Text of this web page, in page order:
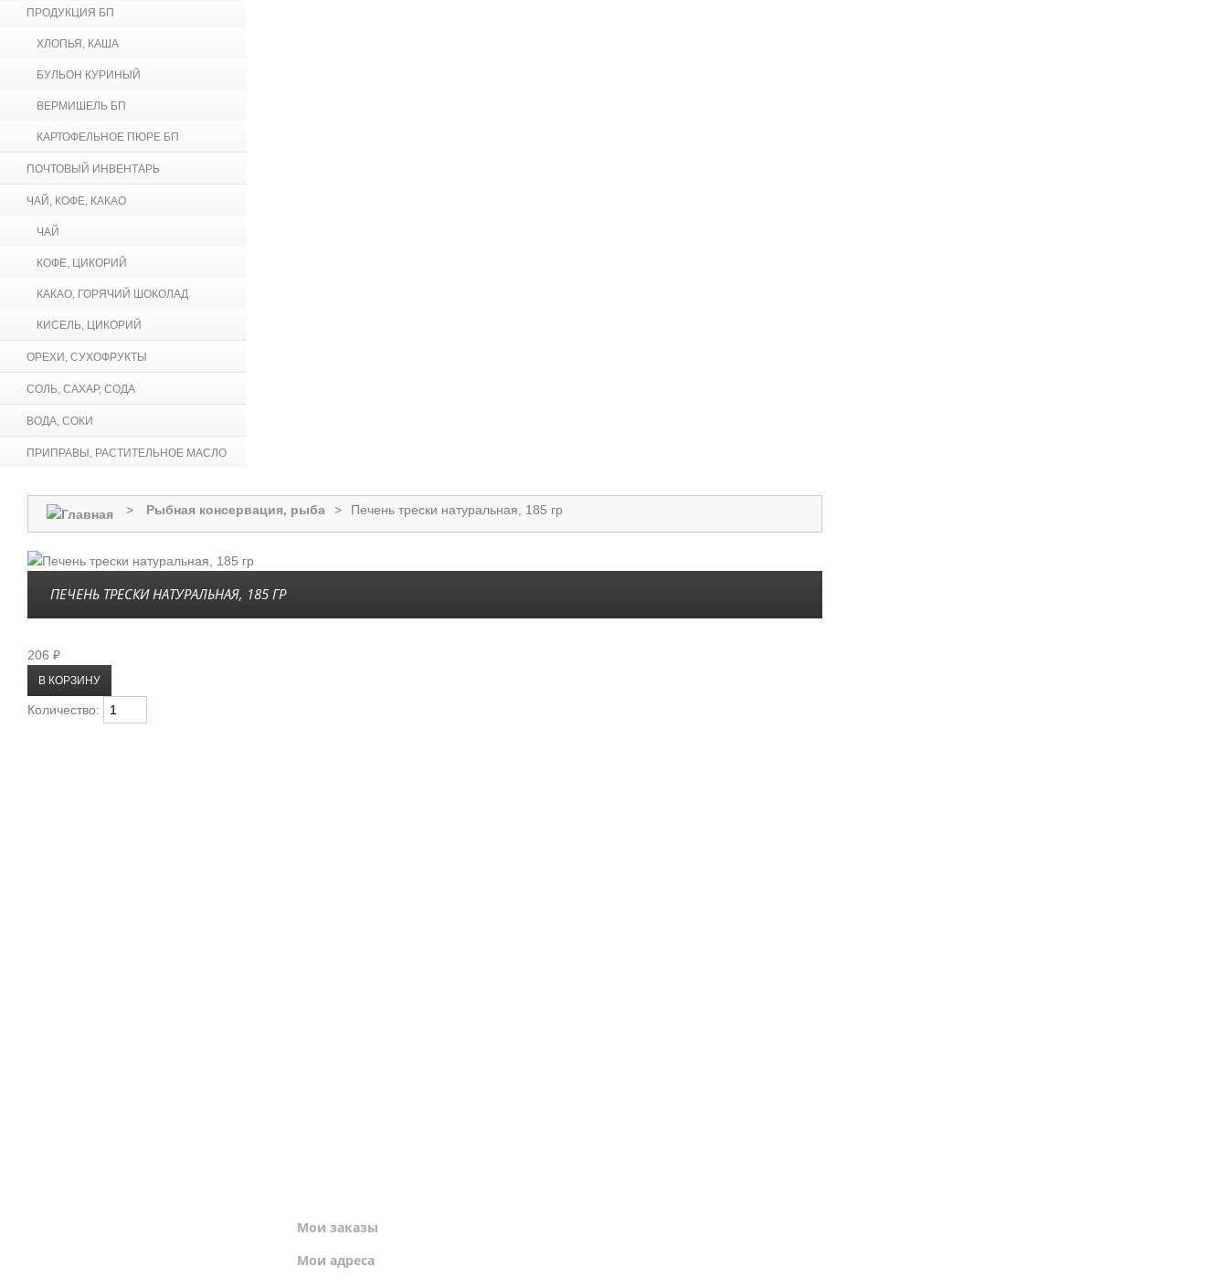
ПРОДУКЦИЯ БП
ХЛОПЬЯ, КАША
БУЛЬОН КУРИНЫЙ
ВЕРМИШЕЛЬ БП
КАРТОФЕЛЬНОЕ ПЮРЕ БП
ПОЧТОВЫЙ ИНВЕНТАРЬ
ЧАЙ, КОФЕ, КАКАО
ЧАЙ
КОФЕ, ЦИКОРИЙ
КАКАО, ГОРЯЧИЙ ШОКОЛАД
КИСЕЛЬ, ЦИКОРИЙ
ОРЕХИ, СУХОФРУКТЫ
СОЛЬ, САХАР, СОДА
ВОДА, СОКИ
ПРИПРАВЫ, РАСТИТЕЛЬНОЕ МАСЛО
> Рыбная консервация, рыба > Печень трески натуральная, 185 гр
ПЕЧЕНЬ ТРЕСКИ НАТУРАЛЬНАЯ, 185 ГР
206 ₽
Количество:
Мои заказы
Мои адреса